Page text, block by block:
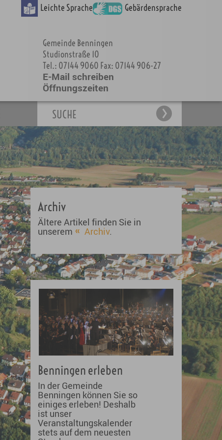
Leichte Sprache Gebärdensprache
Gemeinde Benningen
Studionstraße 10
Tel.: 07144 9060 Fax: 07144 906-27
E-Mail schreiben
Öffnungszeiten
SUCHE
Archiv
Ältere Artikel finden Sie in
unserem Archiv.
Benningen erleben
In der Gemeinde
Benningen können Sie so
einiges erleben! Deshalb
ist unser
Veranstaltungskalender
stets auf dem neuesten